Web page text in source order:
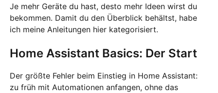
Je mehr Geräte du hast, desto mehr Ideen wirst du
bekommen. Damit du den Überblick behältst, habe
ich meine Anleitungen hier kategorisiert.
Home Assistant Basics: Der Start
Der größte Fehler beim Einstieg in Home Assistant:
zu früh mit Automationen anfangen, ohne das